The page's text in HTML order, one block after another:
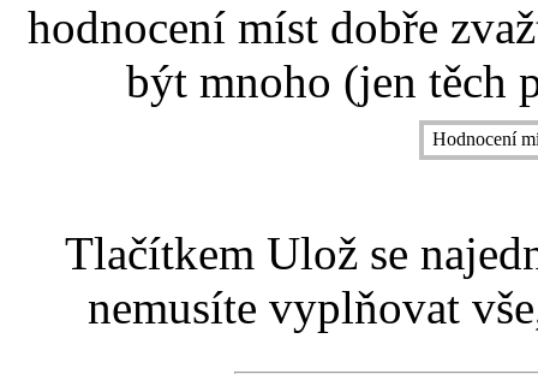
hodnocení míst dobře
být mnoho (jen těch
Hodnocení
Tlačítkem Ulož se
nemusíte vyplňovat